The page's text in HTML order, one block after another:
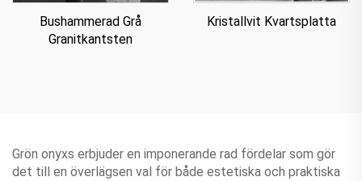
Bushammerad Grå
Granitkantsten
Kristallvit Kvartsplatta
Grön onyxs erbjuder en imponerande rad fördelar som gör
det till en överlägsen val för både estetiska och praktiska